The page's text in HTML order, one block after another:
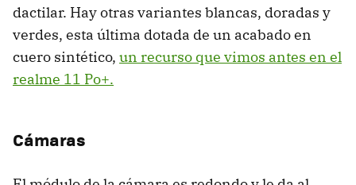
dactilar. Hay otras variantes blancas, doradas y
verdes, esta última dotada de un acabado en
cuero sintético, un recurso que vimos antes en el
realme 11 Po+.
Cámaras